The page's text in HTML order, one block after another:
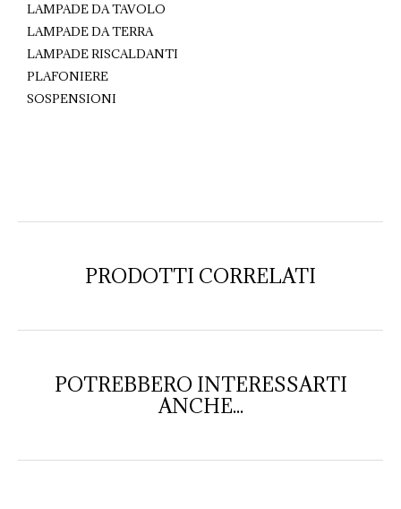
LAMPADE DA TAVOLO
LAMPADE DA TERRA
LAMPADE RISCALDANTI
PLAFONIERE
SOSPENSIONI
PRODOTTI CORRELATI
POTREBBERO INTERESSARTI
ANCHE...